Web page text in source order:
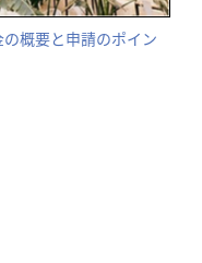
概要と申請のポイン